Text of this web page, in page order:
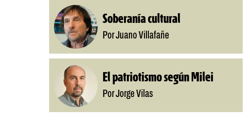
Soberanía cultural
Por Juano Villafañe
El patriotismo según Milei
Por Jorge Vilas